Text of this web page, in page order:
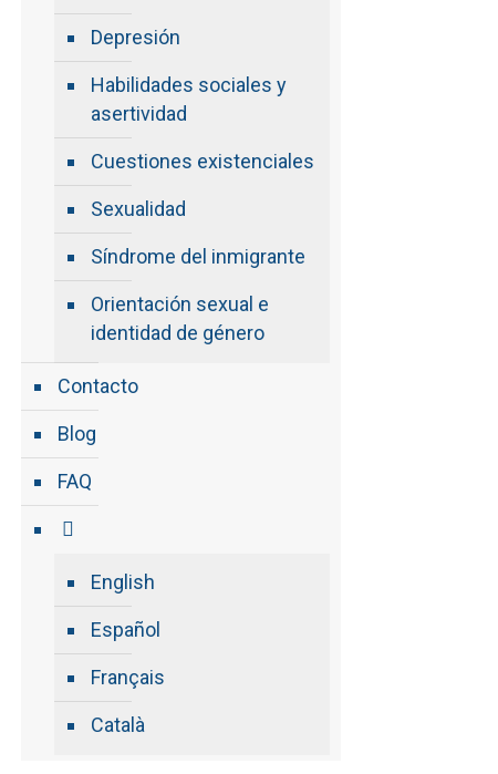
Depresión
Habilidades sociales y
asertividad
Cuestiones existenciales
Sexualidad
Síndrome del inmigrante
Orientación sexual e
identidad de género
Contacto
Blog
FAQ
English
Español
Français
Català